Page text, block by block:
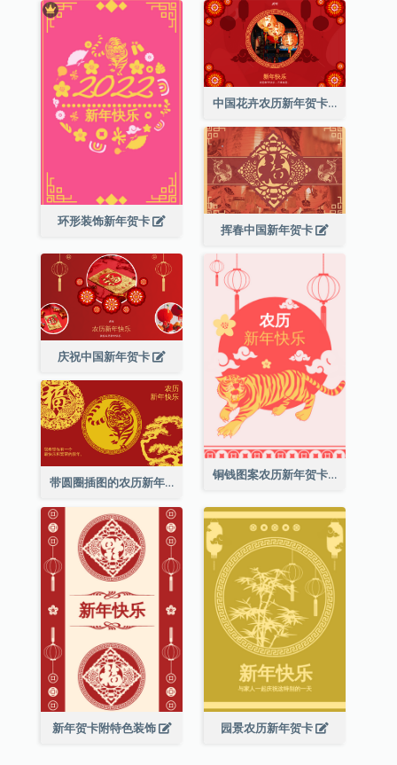
环形装饰新年贺卡
中国花卉农历新年贺卡
挥春中国新年贺卡
庆祝中国新年贺卡
铜钱图案农历新年贺卡
带圆圈插图的农历新年快乐贺卡
新年贺卡附特色装饰 园景农历新年贺卡